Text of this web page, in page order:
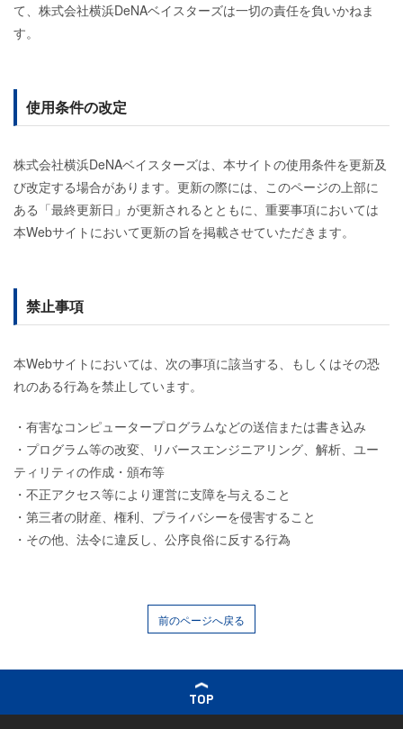
て、株式会社横浜DeNAベイスターズは一切の責任を負いかねま
す。
使用条件の改定
株式会社横浜DeNAベイスターズは、本サイトの使用条件を更新及
び改定する場合があります。更新の際には、このページの上部に
ある「最終更新日」が更新されるとともに、重要事項においては
本Webサイトにおいて更新の旨を掲載させていただきます。
禁止事項
本Webサイトにおいては、次の事項に該当する、もしくはその恐
れのある行為を禁止しています。
・有害なコンピュータープログラムなどの送信または書き込み
・プログラム等の改変、リバースエンジニアリング、解析、ユー
ティリティの作成・頒布等
・不正アクセス等により運営に支障を与えること
・第三者の財産、権利、プライバシーを侵害すること
・その他、法令に違反し、公序良俗に反する行為
前のページへ戻る
TOP